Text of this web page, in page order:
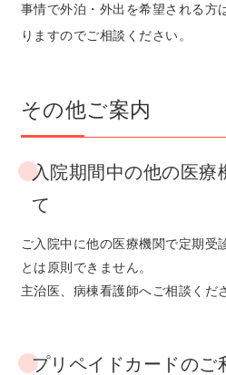
事情で外泊・外出を希望される方
りますのでご相談ください。
その他ご案内
入院期間中の他の医
て
ご入院中に他の医療機関で定期受
とは原則できません。
主治医、病棟看護師へご相談くだ
プリペイドカードのご